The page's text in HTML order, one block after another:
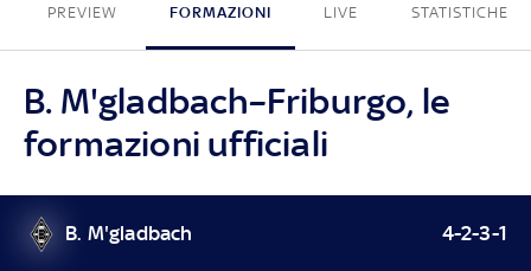
PREVIEW FORMAZIONI LIVE STATISTICHE
B. M'gladbach–Friburgo, le
formazioni ufficiali
B. M'gladbach 4-2-3-1